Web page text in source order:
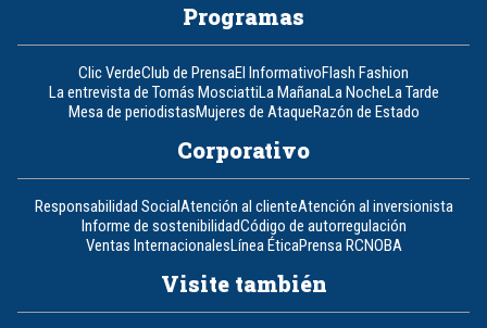
Programas
Clic VerdeClub de PrensaEl InformativoFlash Fashion
La entrevista de Tomás MosciattiLa MañanaLa NocheLa Tarde
Mesa de periodistasMujeres de AtaqueRazón de Estado
Corporativo
Responsabilidad SocialAtención al clienteAtención al inversionista
Informe de sostenibilidadCódigo de autorregulación
Ventas InternacionalesLínea ÉticaPrensa RCNOBA
Visite también